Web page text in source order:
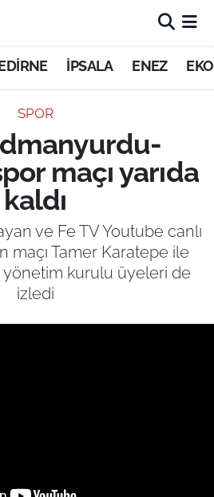
İPSALA ENEZ
SPOR
maçı yarıda
kaldı
ve Fe TV Youtube canlı
maçı Tamer Karatepe ile
yönetim kurulu üyeleri de
izledi